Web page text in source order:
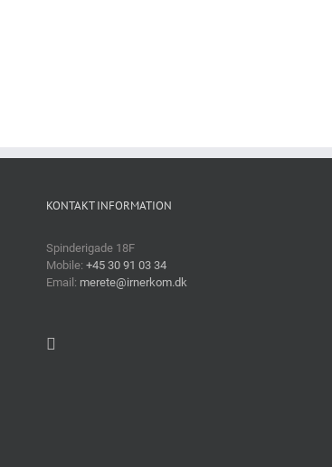
KONTAKT INFORMATION
Spinderigade 18F
Mobile: +45 30 91 03 34
Email: merete@irnerkom.dk